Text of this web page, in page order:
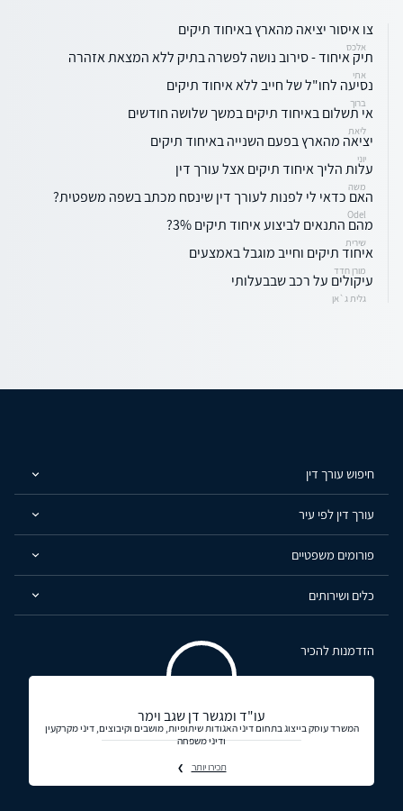
צו איסור יציאה מהארץ באיחוד תיקים
אלכס
תיק איחוד - סירוב נושה לפשרה בתיק ללא המצאת אזהרה
אתי
נסיעה לחו"ל של חייב ללא איחוד תיקים
ברוך
אי תשלום באיחוד תיקים במשך שלושה חודשים
ליאת
יציאה מהארץ בפעם השנייה באיחוד תיקים
יוני
עלות הליך איחוד תיקים אצל עורך דין
משה
האם כדאי לי לפנות לעורך דין שינסח מכתב בשפה משפטית?
Odel
מהם התנאים לביצוע איחוד תיקים 3%?
שירית
איחוד תיקים וחייב מוגבל באמצעים
מורן חדד
עיקולים על רכב שבבעלותי
גלית ג`אן
חיפוש עורך דין
עורך דין לפי עיר
פורומים משפטיים
כלים ושירותים
הזדמנות להכיר
עו"ד ומגשר דן שגב וימר
המשרד עוסק בייצוג בתחום דיני האגודות שיתופיות, מושבים וקיבוצים, דיני מקרקעין
ודיני משפחה
תכירו יותר